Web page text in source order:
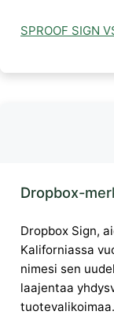
SPROOF SIGN
Dropbox-
Dropbox Sign,
Kaliforniassa
nimesi sen
laajentaa
tuotevalikoimaa.